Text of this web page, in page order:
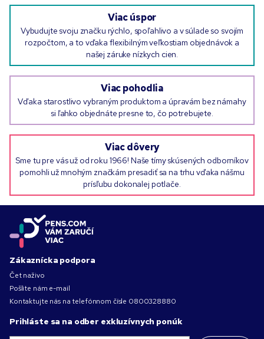
Viac úspor
Vybudujte svoju značku rýchlo, spoľahlivo a v súlade so svojím
rozpočtom, a to vďaka flexibilným veľkostiam objednávok a
našej záruke nízkych cien.
Viac pohodlia
Vďaka starostlivo vybraným produktom a úpravám bez námahy
si ľahko objednáte presne to, čo potrebujete.
Viac dôvery
Sme tu pre vás už od roku 1966! Naše tímy skúsených odborníkov
pomohli už mnohým značkám presadiť sa na trhu vďaka nášmu
prísľubu dokonalej potlače.
Zákaznícka podpora
Čet naživo
Pošlite nám e-mail
Kontaktujte nás na telefónnom čísle 0800328880
Prihláste sa na odber exkluzívnych ponúk